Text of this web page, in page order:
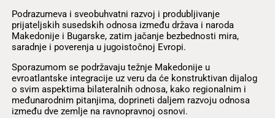
Podrazumeva i sveobuhvatni razvoj i produbljivanje
prijateljskih susedskih odnosa između država i naroda
Makedonije i Bugarske, zatim jačanje bezbednosti mira,
saradnje i poverenja u jugoistočnoj Evropi.
Sporazumom se podržavaju težnje Makedonije u
evroatlantske integracije uz veru da će konstruktivan dijalog
o svim aspektima bilateralnih odnosa, kako regionalnim i
međunarodnim pitanjima, doprineti daljem razvoju odnosa
između dve zemlje na ravnopravnoj osnovi.